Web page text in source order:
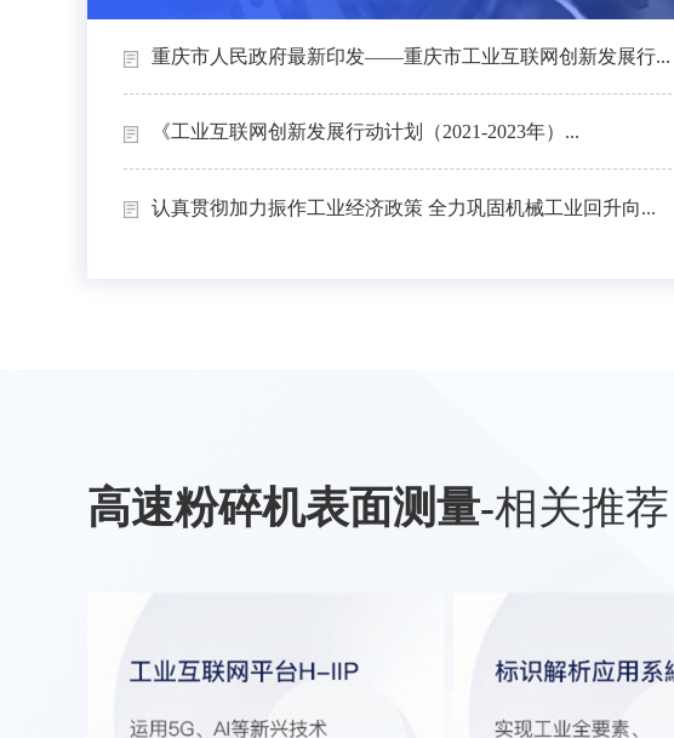
重庆市人民政府最新印发——重庆市工业互联网创新发展行...
《工业互联网创新发展行动计划（2021-2023年）...
认真贯彻加力振作工业经济政策 全力巩固机械工业回升向...
高速粉碎机表面测量-相关推荐